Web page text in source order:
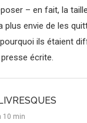
– en fait, la
plus envie de les
ils étaient
écrite.
10 min